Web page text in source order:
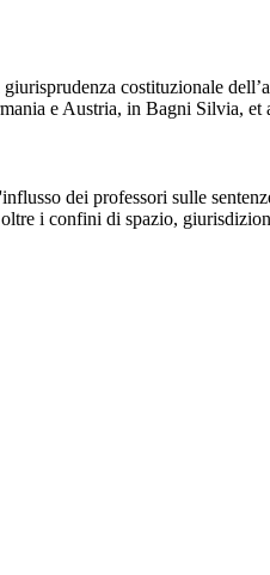
costituzionale
e Austria, in Bagni Silvia, et
dei professori sulle
i confini di spazio,